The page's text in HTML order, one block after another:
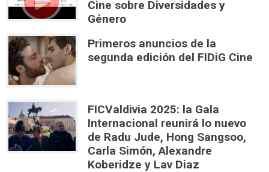
Cine sobre Diversidades y
Género
Primeros anuncios de la
segunda edición del FIDiG Cine
FICValdivia 2025: la Gala
Internacional reunirá lo nuevo
de Radu Jude, Hong Sangsoo,
Carla Simón, Alexandre
Koberidze y Lav Diaz